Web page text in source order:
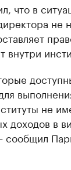
что в
не
внутри
не
доходов в
сообщил